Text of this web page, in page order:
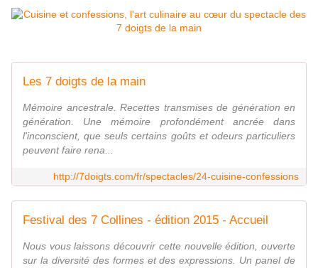
Les 7 doigts de la main
Mémoire ancestrale. Recettes transmises de génération en
génération. Une mémoire profondément ancrée dans
l'inconscient, que seuls certains goûts et odeurs particuliers
peuvent faire rena...
http://7doigts.com/fr/spectacles/24-cuisine-confessions
Festival des 7 Collines - édition 2015 - Accueil
Nous vous laissons découvrir cette nouvelle édition, ouverte
sur la diversité des formes et des expressions. Un panel de